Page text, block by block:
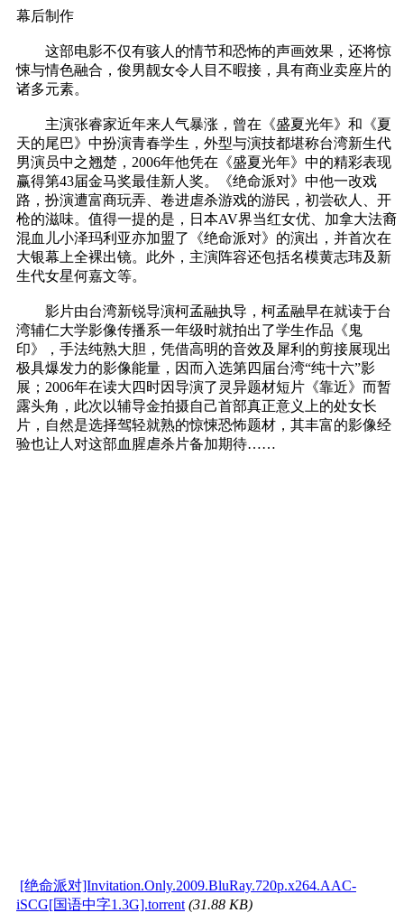
幕后制作
这部电影不仅有骇人的情节和恐怖的声画效果，还将惊
悚与情色融合，俊男靓女令人目不暇接，具有商业卖座片的
诸多元素。
主演张睿家近年来人气暴涨，曾在《盛夏光年》和《夏
天的尾巴》中扮演青春学生，外型与演技都堪称台湾新生代
男演员中之翘楚，2006年他凭在《盛夏光年》中的精彩表现
赢得第43届金马奖最佳新人奖。《绝命派对》中他一改戏
路，扮演遭富商玩弄、卷进虐杀游戏的游民，初尝砍人、开
枪的滋味。值得一提的是，日本AV界当红女优、加拿大法裔
混血儿小泽玛利亚亦加盟了《绝命派对》的演出，并首次在
大银幕上全裸出镜。此外，主演阵容还包括名模黄志玮及新
生代女星何嘉文等。
影片由台湾新锐导演柯孟融执导，柯孟融早在就读于台
湾辅仁大学影像传播系一年级时就拍出了学生作品《鬼
印》，手法纯熟大胆，凭借高明的音效及犀利的剪接展现出
极具爆发力的影像能量，因而入选第四届台湾“纯十六”影
展；2006年在读大四时因导演了灵异题材短片《靠近》而暂
露头角，此次以辅导金拍摄自己首部真正意义上的处女长
片，自然是选择驾轻就熟的惊悚恐怖题材，其丰富的影像经
验也让人对这部血腥虐杀片备加期待……
[绝命派对]Invitation.Only.2009.BluRay.720p.x264.AAC-
iSCG[国语中字1.3G].torrent (31.88 KB)